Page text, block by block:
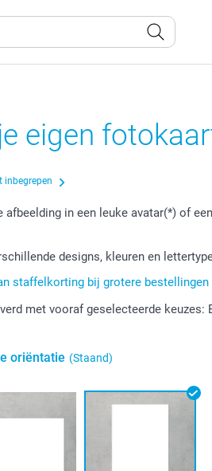
eigen
inbegrepen
afbeelding in een leuke avatar(*) of
designs, kleuren en
staffelkorting bij grotere bestellingen
met vooraf geselecteerde keuzes:
oriëntatie (Staand)